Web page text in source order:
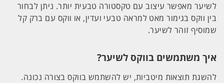
לשיער מאפשר עיצוב עם טקסטורה טבעית יותר. ניתן לבחור
בין ווקס בגימור מאט למראה טבעי ועדין, או ווקס עם ברק קל
שמוסיף זוהר לשיער.
איך משתמשים בווקס לשיער?
להשגת תוצאות מיטביות, יש להשתמש בווקס בצורה נכונה.